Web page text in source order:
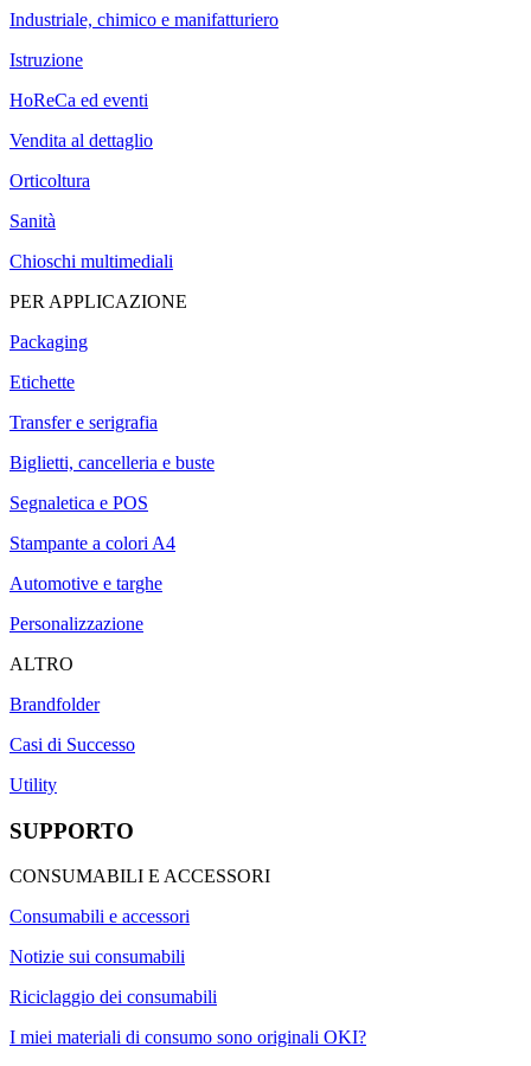
Industriale, chimico e manifatturiero
Istruzione
HoReCa ed eventi
Vendita al dettaglio
Orticoltura
Sanità
Chioschi multimediali
PER APPLICAZIONE
Packaging
Etichette
Transfer e serigrafia
Biglietti, cancelleria e buste
Segnaletica e POS
Stampante a colori A4
Automotive e targhe
Personalizzazione
ALTRO
Brandfolder
Casi di Successo
Utility
SUPPORTO
CONSUMABILI E ACCESSORI
Consumabili e accessori
Notizie sui consumabili
Riciclaggio dei consumabili
I miei materiali di consumo sono originali OKI?